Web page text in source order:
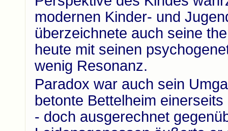
modernen Kinder- und
überzeichnete auch seine
heute mit seinen
wenig Resonanz.
Paradox war auch sein
betonte Bettelheim
- doch ausgerechnet